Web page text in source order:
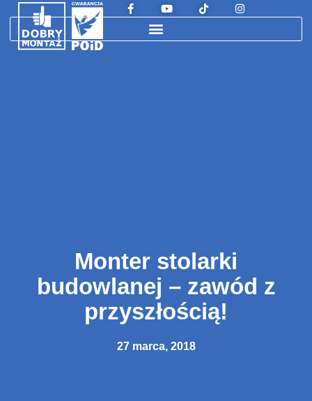
Monter stolarki
budowlanej – zawód z
przyszłością!
27 marca, 2018